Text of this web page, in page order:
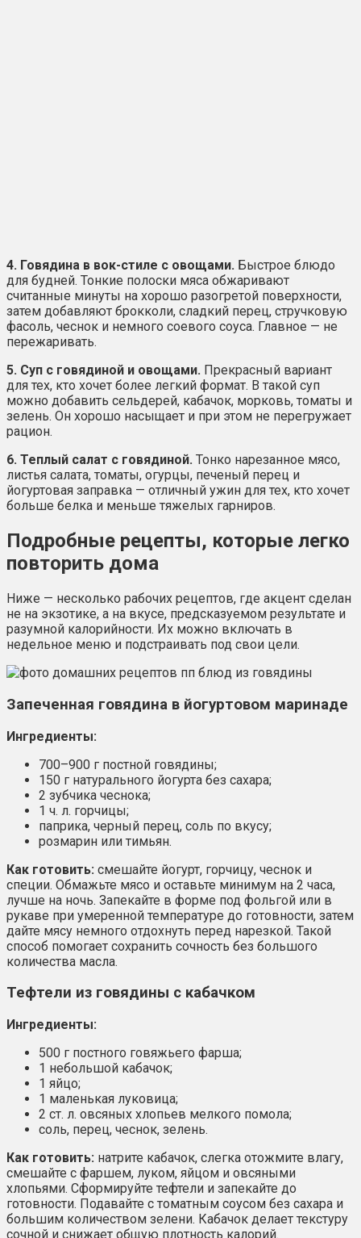
4. Говядина в вок-стиле с овощами. Быстрое блюдо
для будней. Тонкие полоски мяса обжаривают
считанные минуты на хорошо разогретой поверхности,
затем добавляют брокколи, сладкий перец, стручковую
фасоль, чеснок и немного соевого соуса. Главное — не
пережаривать.
5. Суп с говядиной и овощами. Прекрасный вариант
для тех, кто хочет более легкий формат. В такой суп
можно добавить сельдерей, кабачок, морковь, томаты и
зелень. Он хорошо насыщает и при этом не перегружает
рацион.
6. Теплый салат с говядиной. Тонко нарезанное мясо,
листья салата, томаты, огурцы, печеный перец и
йогуртовая заправка — отличный ужин для тех, кто хочет
больше белка и меньше тяжелых гарниров.
Подробные рецепты, которые легко
повторить дома
Ниже — несколько рабочих рецептов, где акцент сделан
не на экзотике, а на вкусе, предсказуемом результате и
разумной калорийности. Их можно включать в
недельное меню и подстраивать под свои цели.
Запеченная говядина в йогуртовом маринаде
Ингредиенты:
700–900 г постной говядины;
150 г натурального йогурта без сахара;
2 зубчика чеснока;
1 ч. л. горчицы;
паприка, черный перец, соль по вкусу;
розмарин или тимьян.
Как готовить: смешайте йогурт, горчицу, чеснок и
специи. Обмажьте мясо и оставьте минимум на 2 часа,
лучше на ночь. Запекайте в форме под фольгой или в
рукаве при умеренной температуре до готовности, затем
дайте мясу немного отдохнуть перед нарезкой. Такой
способ помогает сохранить сочность без большого
количества масла.
Тефтели из говядины с кабачком
Ингредиенты:
500 г постного говяжьего фарша;
1 небольшой кабачок;
1 яйцо;
1 маленькая луковица;
2 ст. л. овсяных хлопьев мелкого помола;
соль, перец, чеснок, зелень.
Как готовить: натрите кабачок, слегка отожмите влагу,
смешайте с фаршем, луком, яйцом и овсяными
хлопьями. Сформируйте тефтели и запекайте до
готовности. Подавайте с томатным соусом без сахара и
большим количеством зелени. Кабачок делает текстуру
сочной и снижает общую плотность калорий.